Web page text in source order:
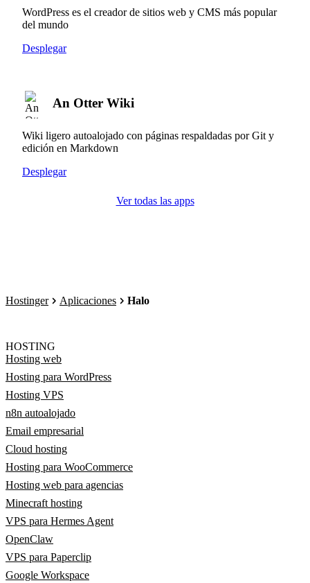
WordPress es el creador de sitios web y CMS más popular
del mundo
Desplegar
An Otter Wiki
Wiki ligero autoalojado con páginas respaldadas por Git y
edición en Markdown
Desplegar
Ver todas las apps
Hostinger Aplicaciones Halo
HOSTING
Hosting web
Hosting para WordPress
Hosting VPS
n8n autoalojado
Email empresarial
Cloud hosting
Hosting para WooCommerce
Hosting web para agencias
Minecraft hosting
VPS para Hermes Agent
OpenClaw
VPS para Paperclip
Google Workspace